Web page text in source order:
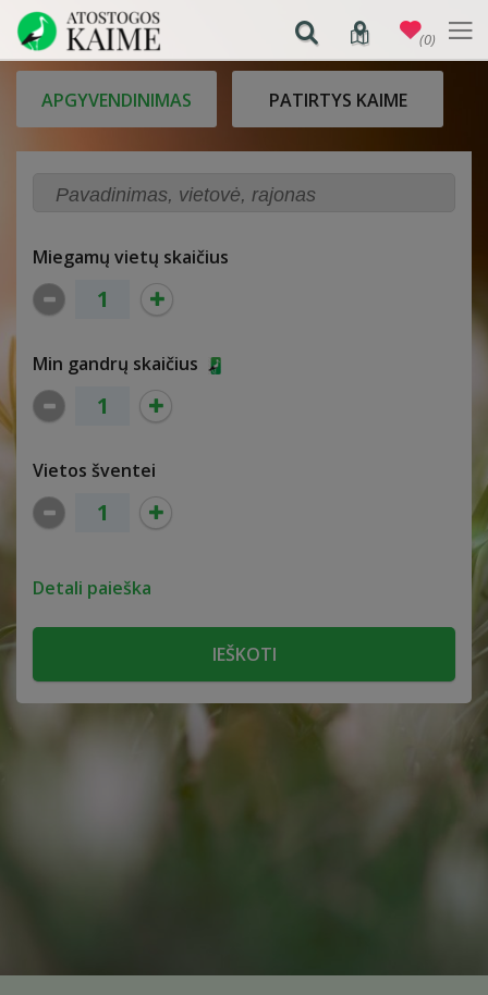
APGYVENDINIMAS PATIRTYS KAIME
Miegamų vietų skaičius
Min gandrų skaičius
Vietos šventei
Detali paieška
(0)